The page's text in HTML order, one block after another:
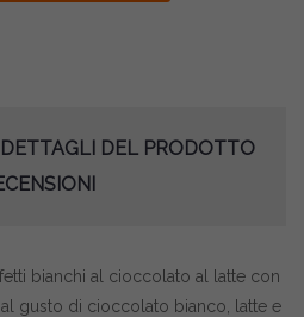
DETTAGLI DEL PRODOTTO
bianchi al cioccolato al latte con
gusto di cioccolato bianco, latte e